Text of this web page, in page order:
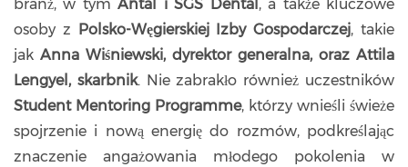
branż, w tymAntal i SGS Dental , a także kluczowe
osoby z
Polsko-Węgierskiej Izby Gospodarczej, takie
jak Anna Wiśniewski, dyrektor generalna, oraz Attila
Lengyel, skarbnik. Nie zabrakło również uczestników
Student Mentoring Programme, którzy wnieśli świeże
spojrzenie i nową energię do rozmów, podkreślając
znaczenie angażowania młodego pokolenia w